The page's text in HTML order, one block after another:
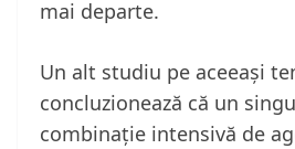
mai departe.
Un alt studiu pe aceeași
concluzionează că un
combinație intensivă de